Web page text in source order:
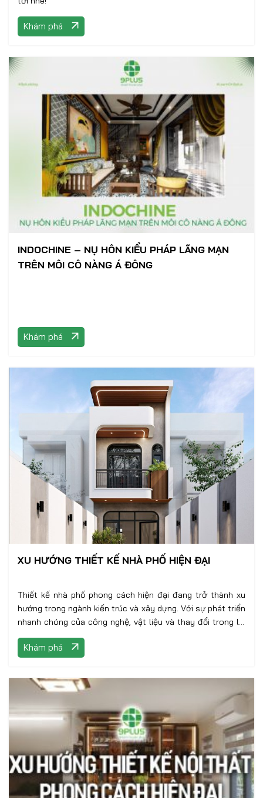
Khám phá
INDOCHINE – NỤ HÔN KIỂU PHÁP LÃNG MẠN
TRÊN MÔI CÔ NÀNG Á ĐÔNG
Khám phá
XU HƯỚNG THIẾT KẾ NHÀ PHỐ HIỆN ĐẠI
Thiết kế nhà phố phong cách hiện đại đang trở thành xu
hướng trong ngành kiến trúc và xây dựng. Với sự phát triển
nhanh chóng của công nghệ, vật liệu và thay đổi trong lối
sống của con người, những căn nhà phố đương đại không
chỉ đáp ứng nhu cầu sinh hoạt hiện đại mà còn tạo nên
thiên nhiên.
Khám phá